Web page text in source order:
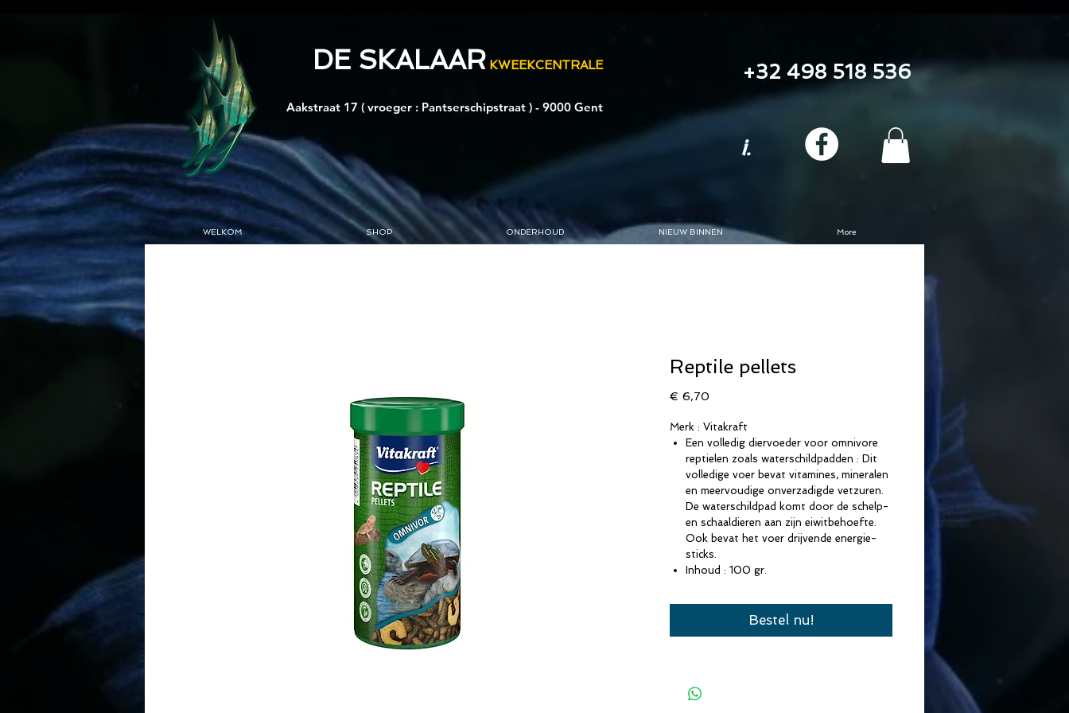
DE SKALAAR KWEEKCENTRALE
Aakstraat 17 ( vroeger : Pantserschipstraat ) - 9000 Gent
+32 498 518 536
i.
WELKOM SHOP ONDERHOUD NIEUW BINNEN More
Reptile pellets
€ 6,70
Merk : Vitakraft
Een volledig diervoeder voor omnivore
reptielen zoals waterschildpadden : Dit
volledige voer bevat vitamines, mineralen
en meervoudige onverzadigde vetzuren.
De waterschildpad komt door de schelp-
en schaaldieren aan zijn eiwitbehoefte.
Ook bevat het voer drijvende energie-
sticks.
Inhoud : 100 gr.
Bestel nu!